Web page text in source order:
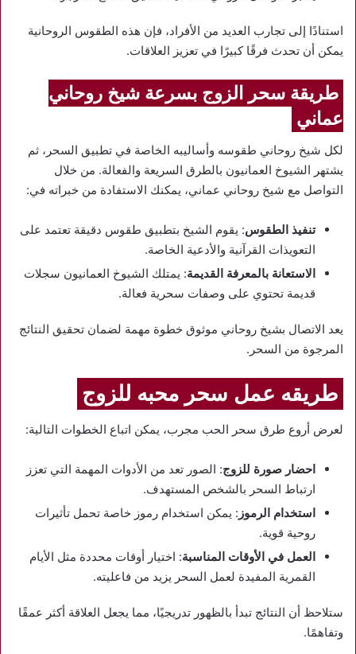
استنادًا إلى تجارب العديد من الأفراد، فإن هذه الطقوس الروحانية
يمكن أن تحدث فرقًا كبيرًا في تعزيز العلاقات.
طريقة سحر الزوج بسرعة شيخ روحاني
عماني
لكل شيخ روحاني طقوسه وأساليبه الخاصة في تطبيق السحر، ثم
يشتهر الشيوخ العمانيون بالطرق السريعة والفعالة. من خلال
التواصل مع شيخ روحاني عماني، يمكنك الاستفادة من خبراته في:
تنفيذ الطقوس: يقوم الشيخ بتطبيق طقوس دقيقة تعتمد على
التعويذات القرآنية والأدعية الخاصة.
الاستعانة بالمعرفة القديمة: يمتلك الشيوخ العمانيون سجلات
قديمة تحتوي على وصفات سحرية فعالة.
يعد الاتصال بشيخ روحاني موثوق خطوة مهمة لضمان تحقيق النتائج
المرجوة من السحر.
طريقه عمل سحر محبه للزوج
لعرض أروع طرق سحر الحب مجرب، يمكن اتباع الخطوات التالية:
احضار صورة للزوج: الصور تعد من الأدوات المهمة التي تعزز
ارتباط السحر بالشخص المستهدف.
استخدام الرموز : يمكن استخدام رموز خاصة تحمل تأثيرات
روحية قوية.
العمل في الأوقات المناسبة: اختيار أوقات محددة مثل الأيام
القمرية المفيدة لعمل السحر يزيد من فاعليته.
ستلاحظ أن النتائج تبدأ بالظهور تدريجيًا، مما يجعل العلاقة أكثر عمقًا
وتفاهمًا.